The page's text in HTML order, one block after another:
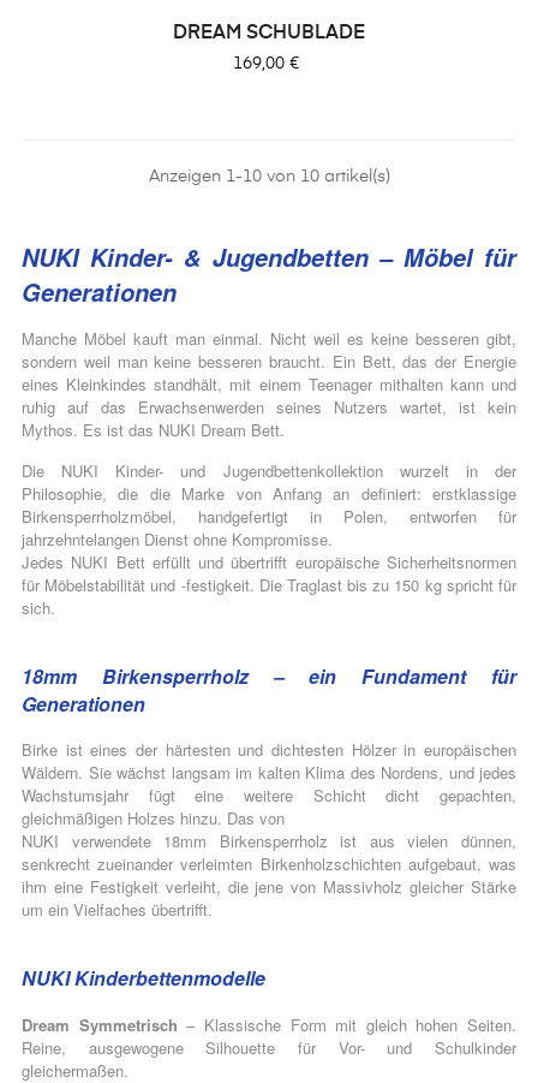
DREAM SCHUBLADE
Preis
169,00 €
Anzeigen 1-10 von 10 artikel(s)
NUKI Kinder- & Jugendbetten – Möbel für
Generationen
Manche Möbel kauft man einmal. Nicht weil es keine besseren gibt,
sondern weil man keine besseren braucht. Ein Bett, das der Energie
eines Kleinkindes standhält, mit einem Teenager mithalten kann und
ruhig auf das Erwachsenwerden seines Nutzers wartet, ist kein
Mythos. Es ist das NUKI Dream Bett.
Die NUKI Kinder- und Jugendbettenkollektion wurzelt in der
Philosophie, die die Marke von Anfang an definiert: erstklassige
Birkensperrholzmöbel, handgefertigt in Polen, entworfen für
jahrzehntelangen Dienst ohne Kompromisse.
Jedes NUKI Bett erfüllt und übertrifft europäische Sicherheitsnormen
für Möbelstabilität und -festigkeit. Die Traglast bis zu 150 kg spricht für
sich.
18mm Birkensperrholz – ein Fundament für
Generationen
Birke ist eines der härtesten und dichtesten Hölzer in europäischen
Wäldern. Sie wächst langsam im kalten Klima des Nordens, und jedes
Wachstumsjahr fügt eine weitere Schicht dicht gepachten,
gleichmäßigen Holzes hinzu. Das von
NUKI verwendete 18mm Birkensperrholz ist aus vielen dünnen,
senkrecht zueinander verleimten Birkenholzschichten aufgebaut, was
ihm eine Festigkeit verleiht, die jene von Massivholz gleicher Stärke
um ein Vielfaches übertrifft.
NUKI Kinderbettenmodelle
Dream Symmetrisch – Klassische Form mit gleich hohen Seiten.
Reine, ausgewogene Silhouette für Vor- und Schulkinder
gleichermaßen.